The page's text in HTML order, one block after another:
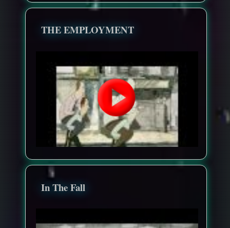
THE EMPLOYMENT
In The Fall